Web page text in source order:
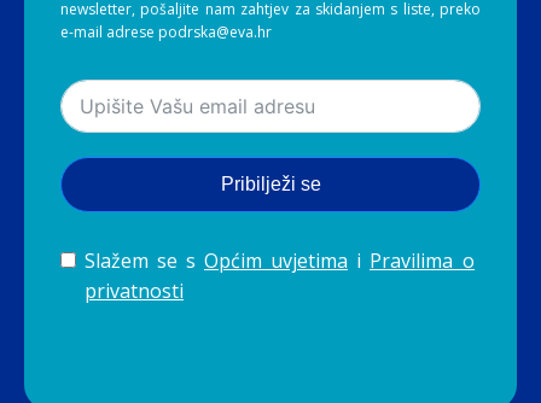
newsletter, pošaljite nam zahtjev za skidanjem s liste, preko
e-mail adrese podrska@eva.hr
Pribilježi se
Slažem se s Općim uvjetima i Pravilima o
privatnosti